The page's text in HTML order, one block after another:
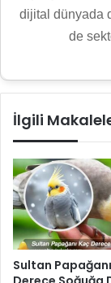
dijital dünyada
de
İlgili
Sultan